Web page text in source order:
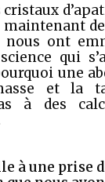
maintenant
nous ont
qui
une
et la
à des
à une prise